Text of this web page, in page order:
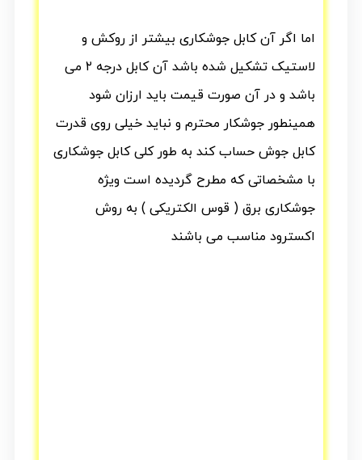
اما اگر آن کابل جوشکاری بیشتر از روکش و
لاستیک تشکیل شده باشد آن کابل درجه ۲ می
باشد و در آن صورت قیمت باید ارزان شود
همینطور جوشکار محترم و نباید خیلی روی قدرت
کابل جوش حساب کند به طور کلی کابل جوشکاری
با مشخصاتی که مطرح گردیده است ویژه
جوشکاری برق ( قوس الکتریکی ) به روش
اکسترود مناسب می باشند